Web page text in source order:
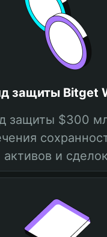
защиты Bitget
защиты $300
активов и